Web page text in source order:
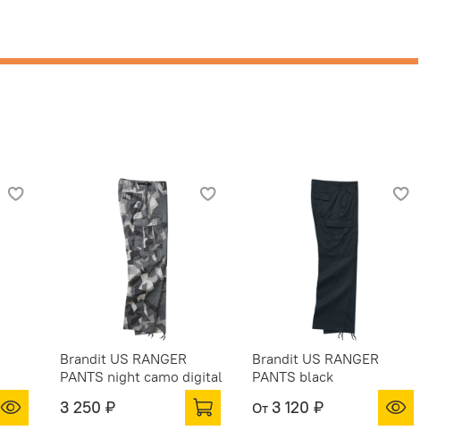
Brandit US RANGER
PANTS night camo digital
3 250 ₽
Brandit US RANGER
PANTS black
От 3 120 ₽